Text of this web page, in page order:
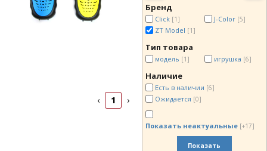
‹ 1 ›
Бренд
Click [1] J-Color [5]
ZT Model [1]
Тип товара
модель [1] игрушка [6]
Наличие
Есть в наличии [6]
Ожидается [0]
Показать неактуальные [+17]
Показать